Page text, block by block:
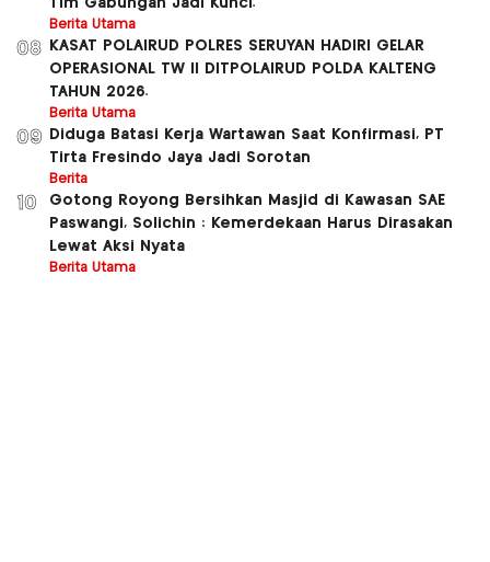
Tim Gabungan Jadi Kunci.
Berita Utama
08
KASAT POLAIRUD POLRES SERUYAN HADIRI GELAR
OPERASIONAL TW ll DITPOLAIRUD POLDA KALTENG
TAHUN 2026.
Berita Utama
09
Diduga Batasi Kerja Wartawan Saat Konfirmasi, PT
Tirta Fresindo Jaya Jadi Sorotan
Berita
10
Gotong Royong Bersihkan Masjid di Kawasan SAE
Paswangi, Solichin : Kemerdekaan Harus Dirasakan
Lewat Aksi Nyata
Berita Utama